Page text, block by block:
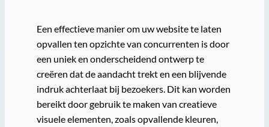
Een effectieve manier om uw website te laten
opvallen ten opzichte van concurrenten is door
een uniek en onderscheidend ontwerp te
creëren dat de aandacht trekt en een blijvende
indruk achterlaat bij bezoekers. Dit kan worden
bereikt door gebruik te maken van creatieve
visuele elementen, zoals opvallende kleuren,